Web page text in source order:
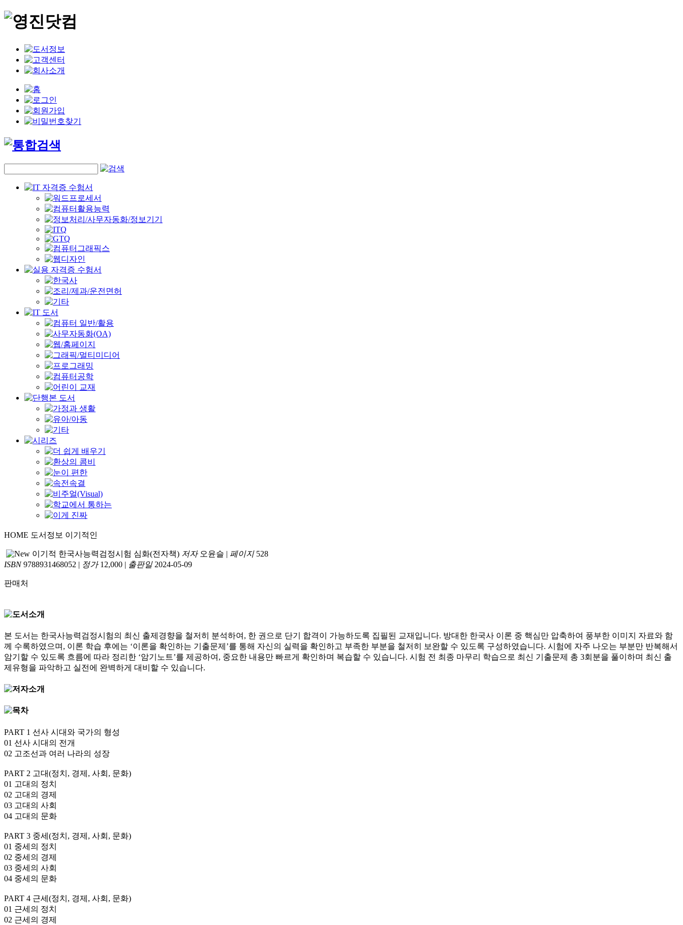
HOME 도서정보 이기적인
이기적 한국사능력검정시험 심화(전자책) 저자오윤슬 | 페이지528
ISBN9788931468052 | 정가12,000 | 출판일2024-05-09
판매처
본 도서는 한국사능력검정시험의 최신 출제경향을 철저히 분석하여, 한 권으로 단기 합격이 가능하도록 집필된 교재입니다. 방대한 한국사 이론 중 핵심만 압축하여 풍부한 이미지 자료와 함
께 수록하였으며, 이론 학습 후에는 ‘이론을 확인하는 기출문제’를 통해 자신의 실력을 확인하고 부족한 부분을 철저히 보완할 수 있도록 구성하였습니다. 시험에 자주 나오는 부분만 반복해서
암기할 수 있도록 흐름에 따라 정리한 ‘암기노트’를 제공하여, 중요한 내용만 빠르게 확인하며 복습할 수 있습니다. 시험 전 최종 마무리 학습으로 최신 기출문제 총 3회분을 풀이하며 최신 출
제유형을 파악하고 실전에 완벽하게 대비할 수 있습니다.
PART 1 선사 시대와 국가의 형성
01 선사 시대의 전개
02 고조선과 여러 나라의 성장
PART 2 고대(정치, 경제, 사회, 문화)
01 고대의 정치
02 고대의 경제
03 고대의 사회
04 고대의 문화
PART 3 중세(정치, 경제, 사회, 문화)
01 중세의 정치
02 중세의 경제
03 중세의 사회
04 중세의 문화
PART 4 근세(정치, 경제, 사회, 문화)
01 근세의 정치
02 근세의 경제